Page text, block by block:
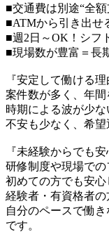
■交通費は別途“全額
■ATMから引き出せ
■週2日～OK！シフ
■現場数が豊富＝長
『安定して働ける理
案件数が多く、年間
時期による波が少
不安も少なく、希望
『未経験からでも安
研修制度や現場で
初めての方でも安心
経験者・有資格者の
自分のペースで働
です。